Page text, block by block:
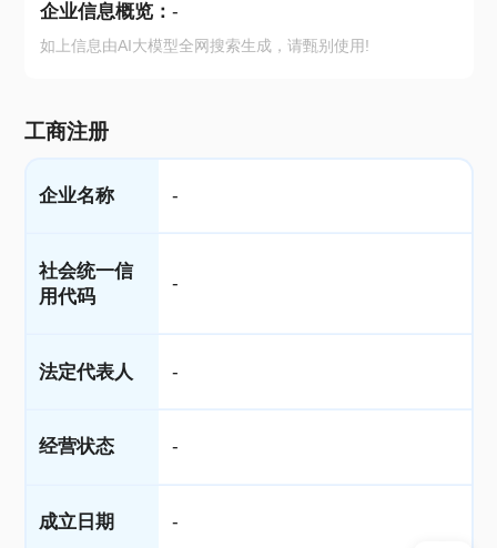
企业信息概览： -
如上信息由AI大模型全网搜索生成，请甄别使用!
工商注册
企业名称 -
社会统一信
用代码
-
法定代表人 -
经营状态 -
成立日期 -